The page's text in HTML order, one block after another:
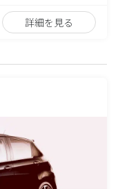
詳細を見る